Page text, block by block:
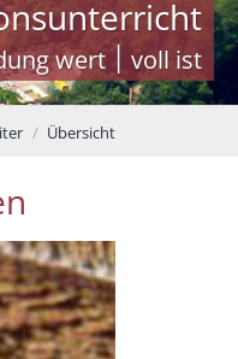
Weil Bildung wert ׀ voll ist
Übersicht